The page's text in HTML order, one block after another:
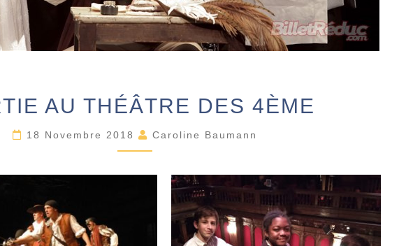
O
T
E
AU THÉÂTRE DES 4ÈME
18 Novembre 2018 Caroline Baumann